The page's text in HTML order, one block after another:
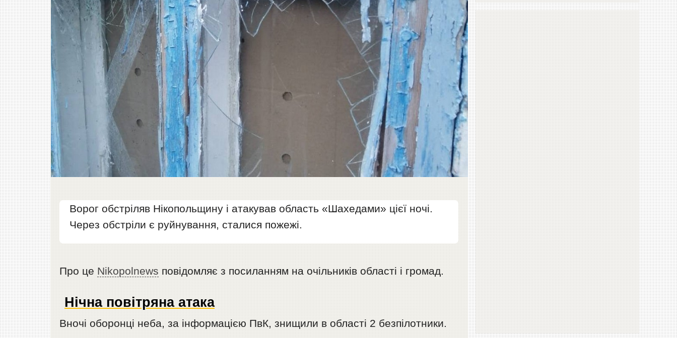
Ворог обстріляв Нікопольщину і атакував область «Шахедами» цієї ночі.
Через обстріли є руйнування, сталися пожежі.
Про це Nikopolnews повідомляє з посиланням на очільників області і громад.
Нічна повітряна атака
Вночі оборонці неба, за інформацією ПвК, знищили в області 2 безпілотники.